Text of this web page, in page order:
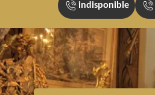
indisponible